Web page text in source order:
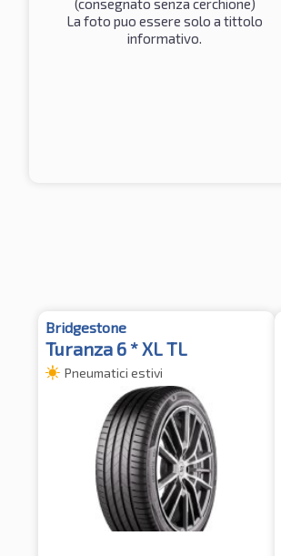
(consegnato senza cerchione)
La foto puo essere solo a tittolo
informativo.
Bridgestone
Turanza 6 * XL TL
Pneumatici estivi